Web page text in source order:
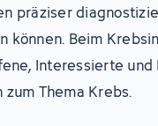
präziser
können. Beim
Interessierte
zum Thema Krebs.